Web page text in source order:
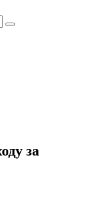
за